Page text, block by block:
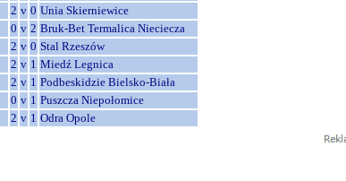
2 v 0 Unia Skierniewice
0 v 2 Bruk-Bet Termalica Nieciecza
2 v 0 Stal Rzeszów
2 v 1 Miedź Legnica
2 v 1 Podbeskidzie Bielsko-Biała
0 v 1 Puszcza Niepołomice
2 v 1 Odra Opole